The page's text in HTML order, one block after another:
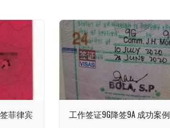
菲律宾
工作签证9G降签9A 成功案例